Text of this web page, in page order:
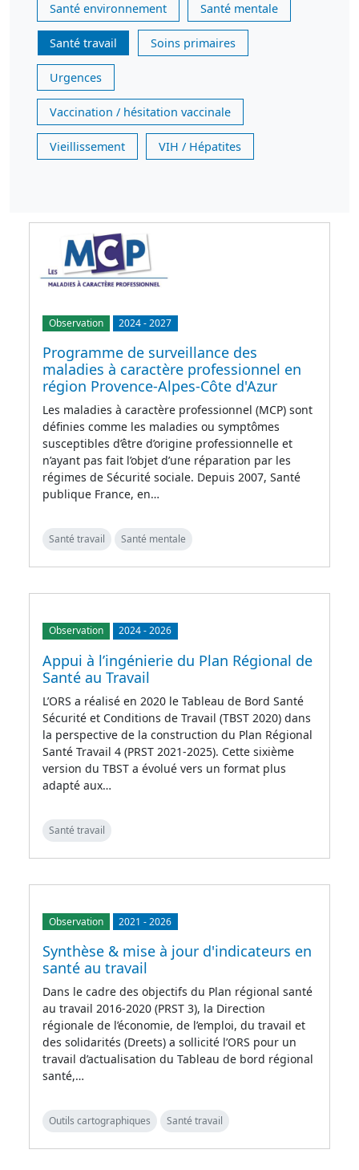
Santé environnement Santé mentale
Santé travail Soins primaires
Urgences
Vaccination / hésitation vaccinale
Vieillissement VIH / Hépatites
Observation 2024-2027
Programme de surveillance des
maladies à caractère professionnel en
région Provence-Alpes-Côte d'Azur
Les maladies à caractère professionnel (MCP) sont
définies comme les maladies ou symptômes
susceptibles d’être d’origine professionnelle et
n’ayant pas fait l’objet d’une réparation par les
régimes de Sécurité sociale. Depuis 2007, Santé
publique France, en…
Santé travail Santé mentale
Observation 2024-2026
Appui à l’ingénierie du Plan Régional de
Santé au Travail
L’ORS a réalisé en 2020 le Tableau de Bord Santé
Sécurité et Conditions de Travail (TBST 2020) dans
la perspective de la construction du Plan Régional
Santé Travail 4 (PRST 2021-2025). Cette sixième
version du TBST a évolué vers un format plus
adapté aux…
Santé travail
Observation 2021 -2026
Synthèse & mise à jour d'indicateurs en
santé au travail
Dans le cadre des objectifs du Plan régional santé
au travail 2016-2020 (PRST 3), la Direction
régionale de l’économie, de l’emploi, du travail et
des solidarités (Dreets) a sollicité l’ORS pour un
travail d’actualisation du Tableau de bord régional
santé,…
Outils cartographiques Santé travail